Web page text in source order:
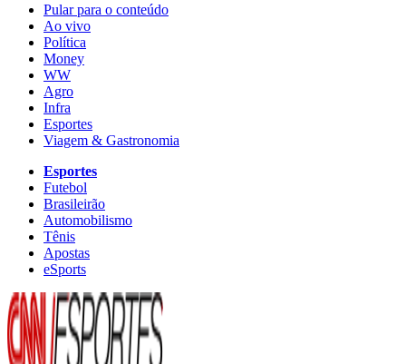
Pular para o conteúdo
Ao vivo
Política
Money
WW
Agro
Infra
Esportes
Viagem & Gastronomia
Esportes
Futebol
Brasileirão
Automobilismo
Tênis
Apostas
eSports